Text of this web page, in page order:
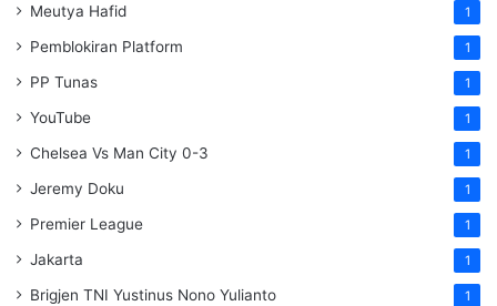
Meutya Hafid 1
Pemblokiran Platform 1
PP Tunas 1
YouTube 1
Chelsea Vs Man City 0-3 1
Jeremy Doku 1
Premier League 1
Jakarta 1
Brigjen TNI Yustinus Nono Yulianto 1